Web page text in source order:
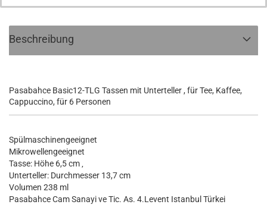
Beschreibung
Pasabahce Basic12-TLG Tassen mit Unterteller , für Tee, Kaffee,
Cappuccino, für 6 Personen
Spülmaschinengeeignet
Mikrowellengeeignet
Tasse: Höhe 6,5 cm ‚
Unterteller: Durchmesser 13,7 cm
Volumen 238 ml
Pasabahce Cam Sanayi ve Tic. As. 4.Levent Istanbul Türkei